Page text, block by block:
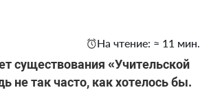
На чтение: ≈ 11 мин.
существования «Учительской
не так часто, как хотелось бы.